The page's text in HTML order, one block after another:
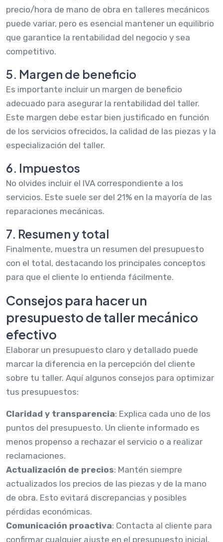
precio/hora de mano de obra en talleres mecánicos
puede variar, pero es esencial mantener un equilibrio
que garantice la rentabilidad del negocio y sea
competitivo.
5. Margen de beneficio
Es importante incluir un margen de beneficio
adecuado para asegurar la rentabilidad del taller.
Este margen debe estar bien justificado en función
de los servicios ofrecidos, la calidad de las piezas y la
especialización del taller.
6. Impuestos
No olvides incluir el IVA correspondiente a los
servicios. Este suele ser del 21% en la mayoría de las
reparaciones mecánicas.
7. Resumen y total
Finalmente, muestra un resumen del presupuesto
con el total, destacando los principales conceptos
para que el cliente lo entienda fácilmente.
Consejos para hacer un
presupuesto de taller mecánico
efectivo
Elaborar un presupuesto claro y detallado puede
marcar la diferencia en la percepción del cliente
sobre tu taller. Aquí algunos consejos para optimizar
tus presupuestos:
Claridad y transparencia: Explica cada uno de los
puntos del presupuesto. Un cliente informado es
menos propenso a rechazar el servicio o a realizar
reclamaciones.
Actualización de precios: Mantén siempre
actualizados los precios de las piezas y de la mano
de obra. Esto evitará discrepancias y posibles
pérdidas económicas.
Comunicación proactiva: Contacta al cliente para
confirmar cualquier ajuste en el presupuesto inicial,